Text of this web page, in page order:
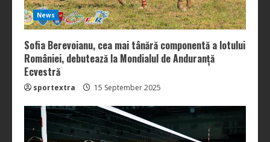
News
Sofia Berevoianu, cea mai tânără componentă a lotului
României, debutează la Mondialul de Anduranță
Ecvestră
sportextra 15 September 2025